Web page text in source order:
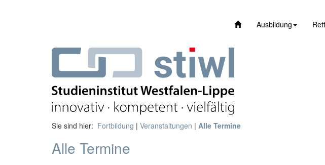
Ausbildung
Sie sind hier: Fortbildung | Veranstaltungen | Alle Termine
Alle Termine